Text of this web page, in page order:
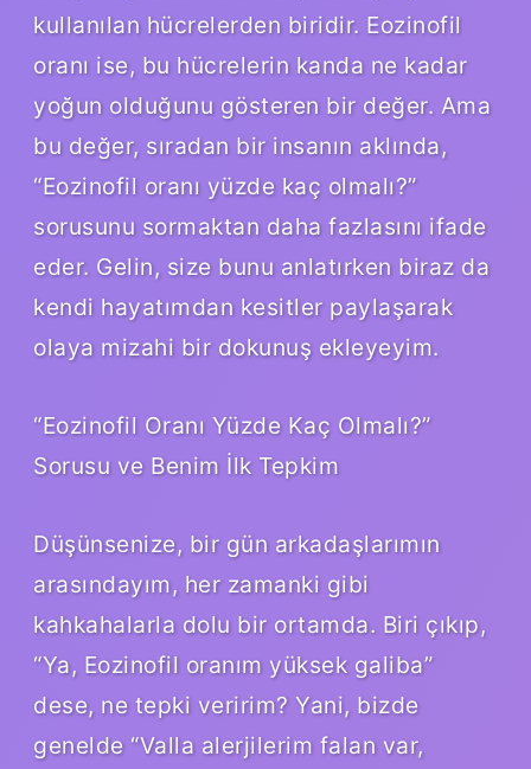
kullanılan hücrelerden biridir. Eozinofil
oranı ise, bu hücrelerin kanda ne kadar
yoğun olduğunu gösteren bir değer. Ama
bu değer, sıradan bir insanın aklında,
“Eozinofil oranı yüzde kaç olmalı?”
sorusunu sormaktan daha fazlasını ifade
eder. Gelin, size bunu anlatırken biraz da
kendi hayatımdan kesitler paylaşarak
olaya mizahi bir dokunuş ekleyeyim.
“Eozinofil Oranı Yüzde Kaç Olmalı?”
Sorusu ve Benim İlk Tepkim
Düşünsenize, bir gün arkadaşlarımın
arasındayım, her zamanki gibi
kahkahalarla dolu bir ortamda. Biri çıkıp,
“Ya, Eozinofil oranım yüksek galiba”
dese, ne tepki veririm? Yani, bizde
genelde “Valla alerjilerim falan var,